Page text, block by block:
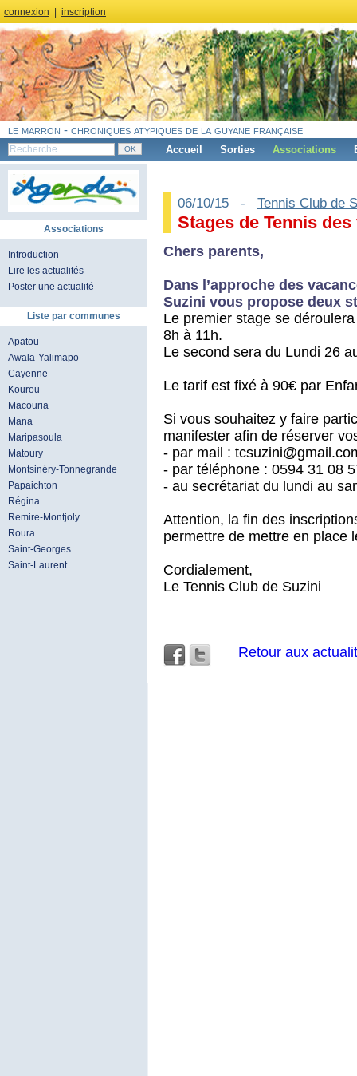
connexion inscription
le marron - chroniques atypiques de la guyane française
Accueil Sorties Associations
Associations
Introduction
Lire les actualités
Poster une actualité
Liste par communes
Apatou
Awala-Yalimapo
Cayenne
Kourou
Macouria
Mana
Maripasoula
Matoury
Montsinéry-Tonnegrande
Papaichton
Régina
Remire-Montjoly
Roura
Saint-Georges
Saint-Laurent
06/10/15 - Tennis Club de
Stages de Tennis
Chers parents,
Dans l’approche des
Suzini vous propose deux
Le premier stage se
8h à 11h.
Le second sera du Lundi 26
Le tarif est fixé à 90€ par
Si vous souhaitez y faire
manifester afin de réserver
- par mail :
- par téléphone : 0594 31 08
- au secrétariat du lundi au
Attention, la fin des
permettre de mettre en place
Cordialement,
Le Tennis Club de Suzini
Retour aux